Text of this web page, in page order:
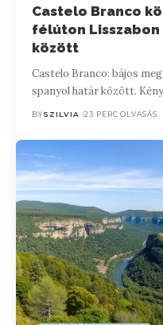
Castelo Branco
félúton Lisszabon
között
Castelo Branco: bájos
spanyol határ között.
BYSZILVIA 23 PERC OLVASÁS